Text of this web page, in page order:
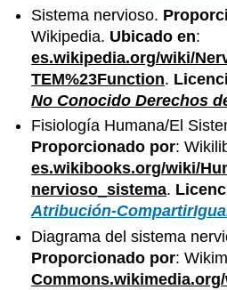
Sistema nervioso.
Wikipedia. Ubicado en:
es.wikipedia.org/wiki/
TEM%23Function.
No Conocido Derechos
Fisiología Humana/El
Proporcionado por:
es.wikibooks.org/wiki/
nervioso_sistema.
Atribución-
Diagrama del sistema
Proporcionado por: